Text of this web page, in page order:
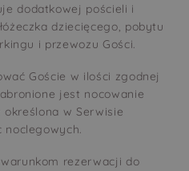
dodatkowej pościeli i
dziecięcego, pobytu
i przewozu Gości.
Goście w ilości zgodnej
jest nocowanie
w Serwisie
noclegowych.
rezerwacji do